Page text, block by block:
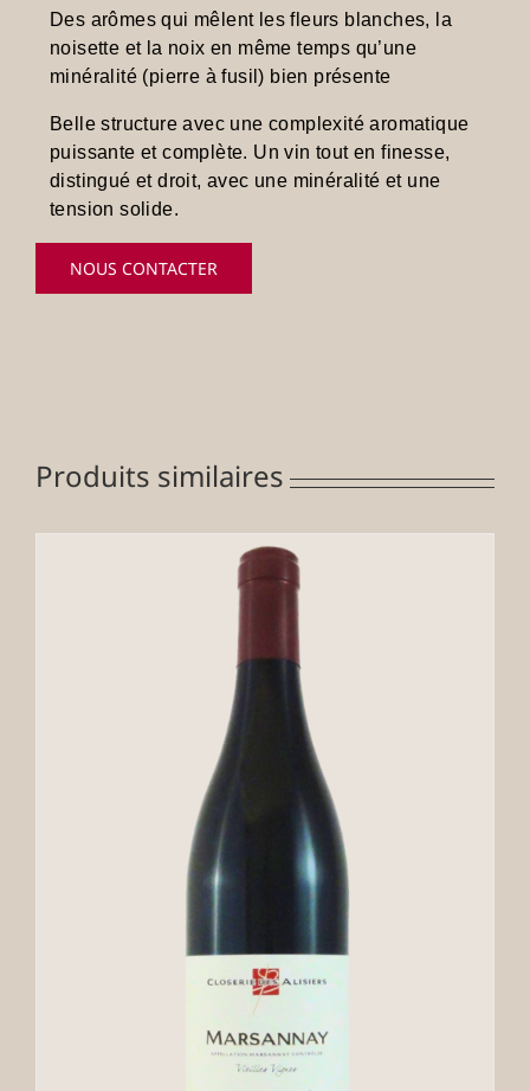
Des arômes qui mêlent les fleurs blanches, la
noisette et la noix en même temps qu’une
minéralité (pierre à fusil) bien présente
Belle structure avec une complexité aromatique
puissante et complète. Un vin tout en finesse,
distingué et droit, avec une minéralité et une
tension solide.
NOUS CONTACTER
Produits similaires